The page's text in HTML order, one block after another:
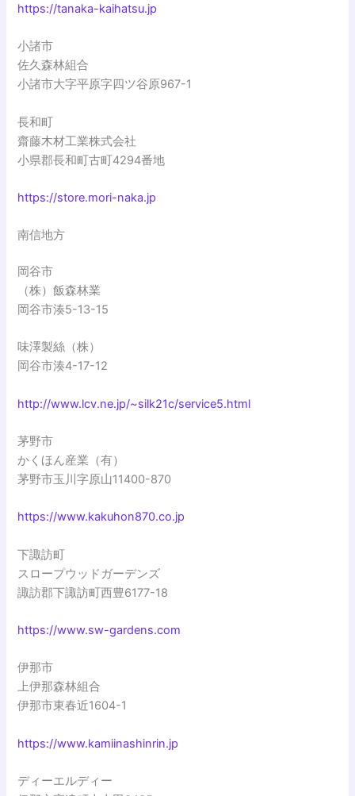
https://tanaka-kaihatsu.jp
小諸市
佐久森林組合
小諸市大字平原字四ツ谷原967-1
長和町
齋藤木材工業株式会社
小県郡長和町古町4294番地
https://store.mori-naka.jp
南信地方
岡谷市
（株）飯森林業
岡谷市湊5-13-15
味澤製絲（株）
岡谷市湊4-17-12
http://www.lcv.ne.jp/~silk21c/service5.html
茅野市
かくほん産業（有）
茅野市玉川字原山11400-870
https://www.kakuhon870.co.jp
下諏訪町
スロープウッドガーデンズ
諏訪郡下諏訪町西豊6177-18
https://www.sw-gardens.com
伊那市
上伊那森林組合
伊那市東春近1604-1
https://www.kamiinashinrin.jp
ディーエルディー